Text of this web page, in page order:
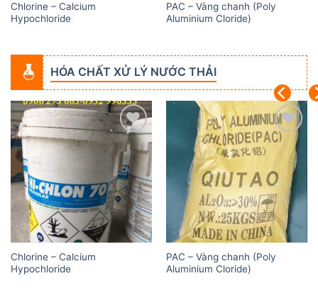
Chlorine – Calcium
Hypochloride
PAC – Vàng chanh (Poly
Aluminium Cloride)
HÓA CHẤT XỬ LÝ NƯỚC THẢI
Add to
wishlist
Chlorine – Calcium
Hypochloride
Add to
wishlist
PAC – Vàng chanh (Poly
Aluminium Cloride)